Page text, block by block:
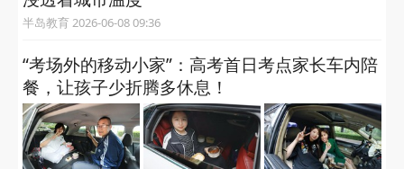
半岛教育 2026-06-08 09:36
“考场外的移动小家”：高考首日考点家长车内陪
餐，让孩子少折腾多休息！